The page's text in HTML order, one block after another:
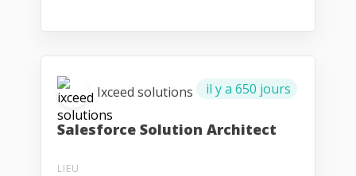
Ixceed solutions il y a 650 jours
Salesforce Solution Architect
LIEU